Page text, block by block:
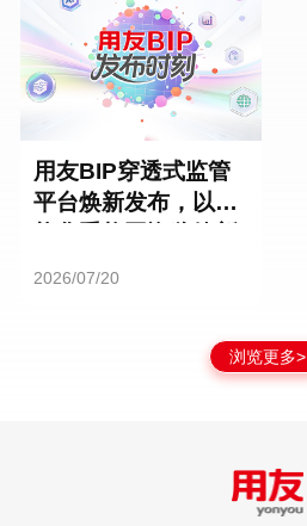
用友BIP穿透式监管
平台焕新发布，以智
2026/07/20
浏览更多>